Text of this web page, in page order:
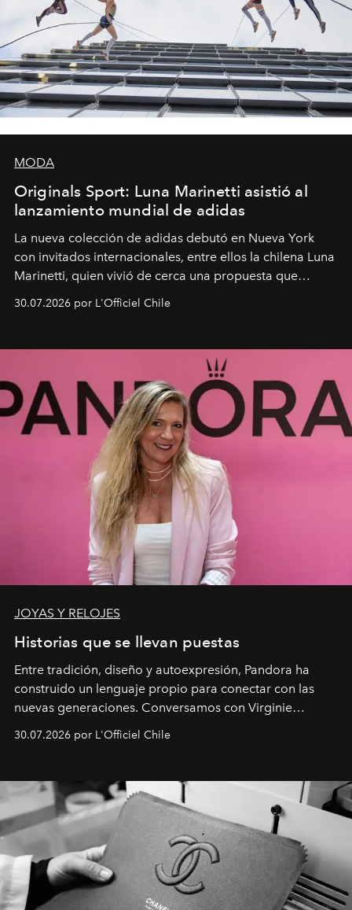
MODA
Originals Sport: Luna Marinetti asistió al
lanzamiento mundial de adidas
La nueva colección de adidas debutó en Nueva York
con invitados internacionales, entre ellos la chilena Luna
Marinetti, quien vivió de cerca una propuesta que
fusiona moda y rendimiento.
30.07.2026 por L'Officiel Chile
JOYAS Y RELOJES
Historias que se llevan puestas
Entre tradición, diseño y autoexpresión, Pandora ha
construido un lenguaje propio para conectar con las
nuevas generaciones. Conversamos con Virginie
Dubray, la responsable de marketing para
Latinoamérica, sobre identidad, cultura y el valor
30.07.2026 por L'Officiel Chile